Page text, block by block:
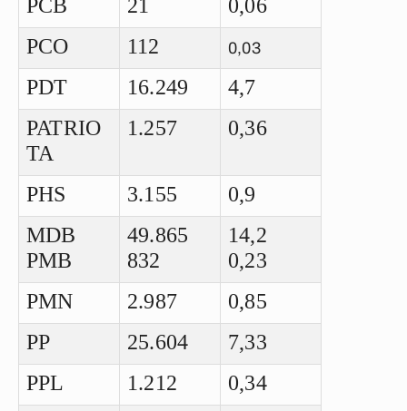
PCB 21
0,06
PCO
112 0,03
PDT 16.249
4,7
PATRIO
TA
1.257 0,36
PHS 3.155
0,9
MDB
PMB
49.865
832
14,2
0,23
PMN
2.987
0,85
PP
25.604
7,33
PPL
1.212
0,34